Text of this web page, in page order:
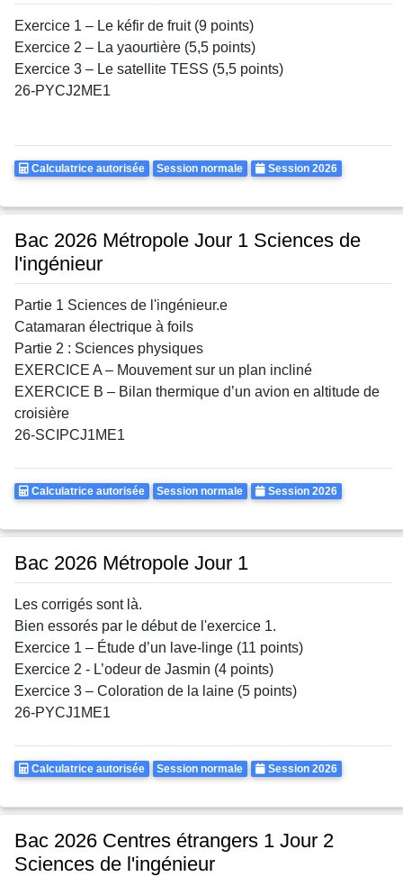
Exercice 1 – Le kéfir de fruit (9 points)
Exercice 2 – La yaourtière (5,5 points)
Exercice 3 – Le satellite TESS (5,5 points)
26-PYCJ2ME1
Calculatrice
Calculatrice autorisée Rattrapages
Session normale Annee
Session 2026
Bac 2026 Métropole Jour 1 Sciences de
l'ingénieur
Partie 1 Sciences de l'ingénieur.e
Catamaran électrique à foils
Partie 2 : Sciences physiques
EXERCICE A – Mouvement sur un plan incliné
EXERCICE B – Bilan thermique d’un avion en altitude de
croisière
26-SCIPCJ1ME1
Calculatrice
Calculatrice autorisée Rattrapages
Session normale Annee
Session 2026
Bac 2026 Métropole Jour 1
Les corrigés sont là.
Bien essorés par le début de l'exercice 1.
Exercice 1 – Étude d’un lave-linge (11 points)
Exercice 2 - L’odeur de Jasmin (4 points)
Exercice 3 – Coloration de la laine (5 points)
26-PYCJ1ME1
Calculatrice
Calculatrice autorisée Rattrapages
Session normale Annee
Session 2026
Bac 2026 Centres étrangers 1 Jour 2
Sciences de l'ingénieur